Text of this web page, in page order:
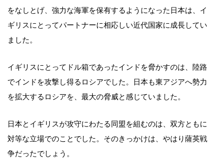
をなしとげ、強力な海軍を保有するようになった日本は、イ
ギリスにとってパートナーに相応しい近代国家に成長してい
ました。
イギリスにとってドル箱であったインドを脅かすのは、陸路
でインドを攻撃し得るロシアでした。日本も東アジアへ勢力
を拡大するロシアを、最大の脅威と感じていました。
日本とイギリスが攻守にわたる同盟を組むのは、双方ともに
対等な立場でのことでした。そのきっかけは、やはり薩英戦
争だったでしょう。